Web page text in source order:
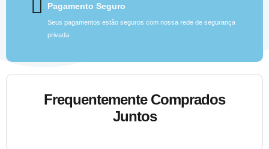
Pagamento Seguro
Seus pagamentos estão seguros com nossa rede de segurança
privada.
Frequentemente Comprados
Juntos